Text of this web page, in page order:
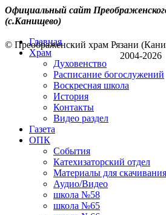
Официальный сайт
(с.Канищево)
Главная
Храм
Духовенство
Расписание богослужений
Воскресная школа
История
Контакты
Видео раздел
Газета
ОПК
События
Катехизаторский отдел
Материалы для скачивания
Аудио/Видео
школа №58
школа №65
© Преображенский храм Рязани
2004-2026